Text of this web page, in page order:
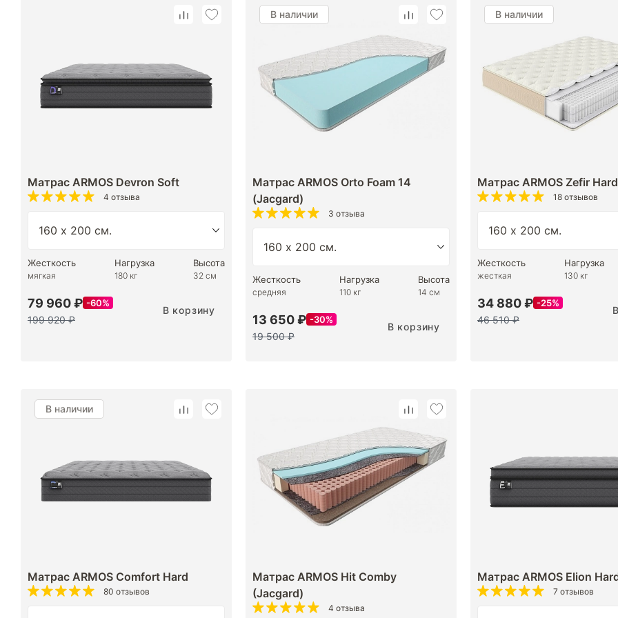
Матрас ARMOS Devron Soft
4 отзыва
Жесткость
мягкая
Нагрузка
180 кг
Высота
32 см
79 960 ₽ 60%
199 920 ₽
В корзину
В наличии
Матрас ARMOS Orto Foam 14
(Jacgard)
3 отзыва
Жесткость
средняя
Нагрузка
110 кг
Высота
14 см
13 650 ₽ 30%
19 500 ₽
В корзину
В наличии
Матрас ARMOS Zefir Hard
18 отзывов
Жесткость
жесткая
Нагрузка
130 кг
34 880 ₽ 25%
46 510 ₽
В наличии
Матрас ARMOS Comfort Hard
80 отзывов
Матрас ARMOS Hit Comby
(Jacgard)
4 отзыва
Матрас ARMOS Elion
7 отзывов